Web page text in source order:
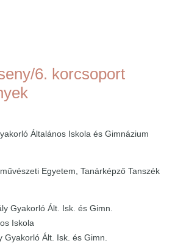
6. korcsoport
Általános Iskola és Gimnázium
Egyetem, Tanárképző Tanszék
Gyakorló Ált. Isk. és Gimn.
Iskola
Ált. Isk. és Gimn.